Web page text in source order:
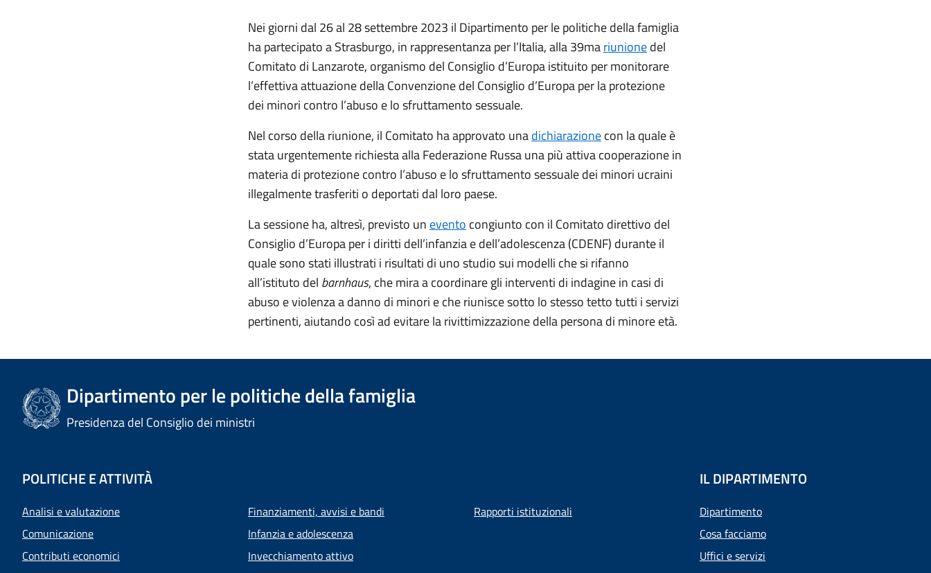
Nei giorni dal 26 al 28 settembre 2023 il Dipartimento per le politiche della famiglia
ha partecipato a Strasburgo, in rappresentanza per l’Italia, alla 39mariunionedel
Comitato di Lanzarote, organismo del Consiglio d’Europa istituito per monitorare
l’effettiva attuazione della Convenzione del Consiglio d’Europa per la protezione
dei minori contro l’abuso e lo sfruttamento sessuale.
Nel corso della riunione, il Comitato ha approvato unadichiarazionecon la quale è
stata urgentemente richiesta alla Federazione Russa una più attiva cooperazione in
materia di protezione contro l’abuso e lo sfruttamento sessuale dei minori ucraini
illegalmente trasferiti o deportati dal loro paese.
La sessione ha, altresì, previsto un evento congiunto con il Comitato direttivo del
Consiglio d’Europa per i diritti dell’infanzia e dell’adolescenza (CDENF) durante il
quale sono stati illustrati i risultati di uno studio sui modelli che si rifanno
all’istituto del barnhaus, che mira a coordinare gli interventi di indagine in casi di
abuso e violenza a danno di minori e che riunisce sotto lo stesso tetto tutti i servizi
pertinenti, aiutando così ad evitare la rivittimizzazione della persona di minore età.
Dipartimento per le politiche della famiglia
Presidenza del Consiglio dei ministri
POLITICHE E ATTIVITÀ
Analisi e valutazione
Comunicazione
Contributi economici
Finanziamenti, avvisi e bandi
Infanzia e adolescenza
Invecchiamento attivo
Rapporti istituzionali
IL DIPARTIMENTO
Dipartimento
Cosa facciamo
Uffici e servizi